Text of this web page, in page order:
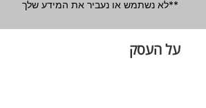
**לא נשתמש או נעביר את המידע שלך
על העסק